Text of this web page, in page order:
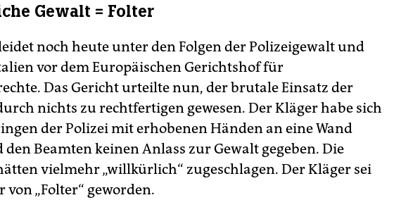
Gewalt = Folter
noch heute unter den Folgen der Polizeigewalt und
vor dem Europäischen Gerichtshof für
Das Gericht urteilte nun, der brutale Einsatz der
nichts zu rechtfertigen gewesen. Der Kläger habe sich
der Polizei mit erhobenen Händen an eine Wand
den Beamten keinen Anlass zur Gewalt gegeben. Die
vielmehr „willkürlich“ zugeschlagen. Der Kläger sei
von „Folter“ geworden.